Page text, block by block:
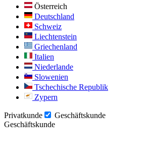
Österreich
Deutschland
Schweiz
Liechtenstein
Griechenland
Italien
Niederlande
Slowenien
Tschechische Republik
Zypern
Privatkunde
Geschäftskunde
Geschäftskunde